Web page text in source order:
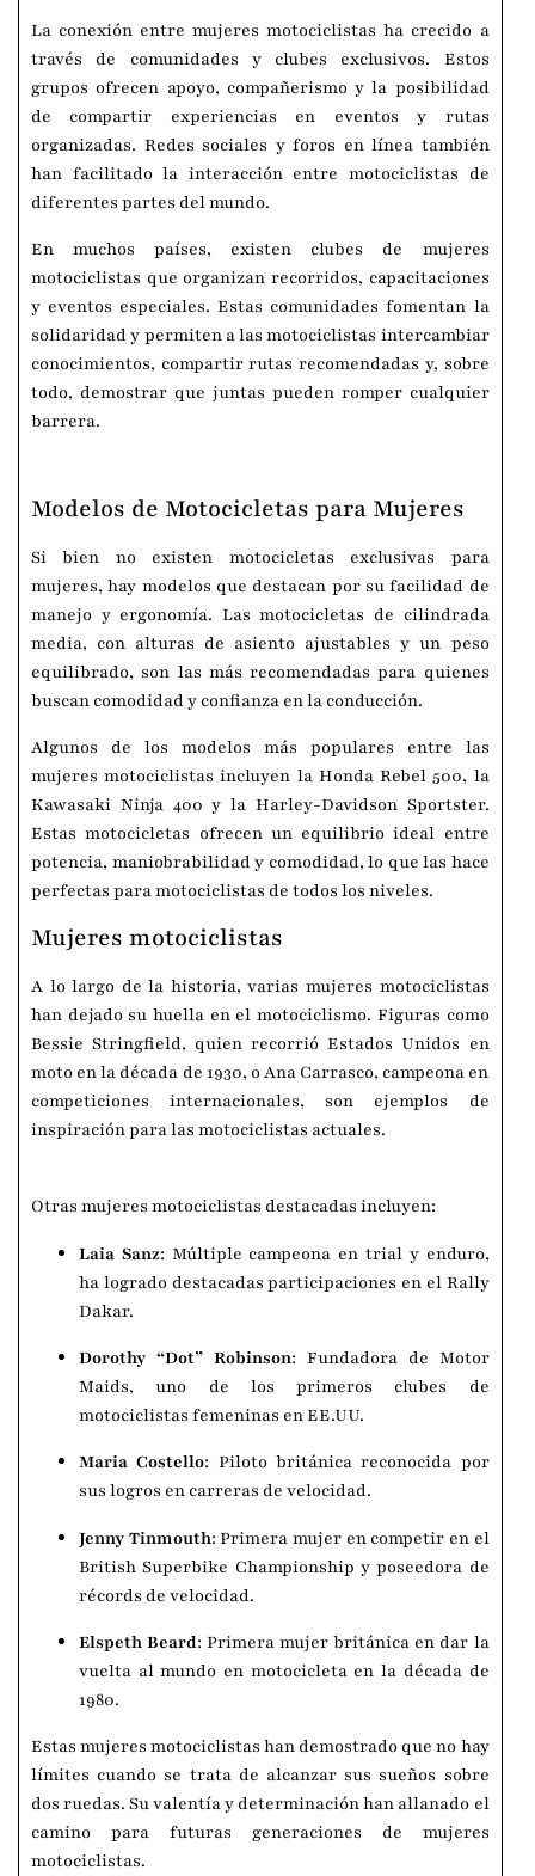
La conexión entre mujeres motociclistas ha crecido a
través de comunidades y clubes exclusivos. Estos
grupos ofrecen apoyo, compañerismo y la posibilidad
de compartir experiencias en eventos y rutas
organizadas. Redes sociales y foros en línea también
han facilitado la interacción entre motociclistas de
diferentes partes del mundo.
En muchos países, existen clubes de mujeres
motociclistas que organizan recorridos, capacitaciones
y eventos especiales. Estas comunidades fomentan la
solidaridad y permiten a las motociclistas intercambiar
conocimientos, compartir rutas recomendadas y, sobre
todo, demostrar que juntas pueden romper cualquier
barrera.
Modelos de Motocicletas para Mujeres
Si bien no existen motocicletas exclusivas para
mujeres, hay modelos que destacan por su facilidad de
manejo y ergonomía. Las motocicletas de cilindrada
media, con alturas de asiento ajustables y un peso
equilibrado, son las más recomendadas para quienes
buscan comodidad y confianza en la conducción.
Algunos de los modelos más populares entre las
mujeres motociclistas incluyen la Honda Rebel 500, la
Kawasaki Ninja 400 y la Harley-Davidson Sportster.
Estas motocicletas ofrecen un equilibrio ideal entre
potencia, maniobrabilidad y comodidad, lo que las hace
perfectas para motociclistas de todos los niveles.
Mujeres motociclistas
A lo largo de la historia, varias mujeres motociclistas
han dejado su huella en el motociclismo. Figuras como
Bessie Stringfield, quien recorrió Estados Unidos en
moto en la década de 1930, o Ana Carrasco, campeona en
competiciones internacionales, son ejemplos de
inspiración para las motociclistas actuales.
Otras mujeres motociclistas destacadas incluyen:
Laia Sanz: Múltiple campeona en trial y enduro,
ha logrado destacadas participaciones en el Rally
Dakar.
Dorothy “Dot” Robinson: Fundadora de Motor
Maids, uno de los primeros clubes de
motociclistas femeninas en EE.UU.
Maria Costello: Piloto británica reconocida por
sus logros en carreras de velocidad.
Jenny Tinmouth: Primera mujer en competir en el
British Superbike Championship y poseedora de
récords de velocidad.
Elspeth Beard: Primera mujer británica en dar la
vuelta al mundo en motocicleta en la década de
1980.
Estas mujeres motociclistas han demostrado que no hay
límites cuando se trata de alcanzar sus sueños sobre
dos ruedas. Su valentía y determinación han allanado el
camino para futuras generaciones de mujeres
motociclistas.